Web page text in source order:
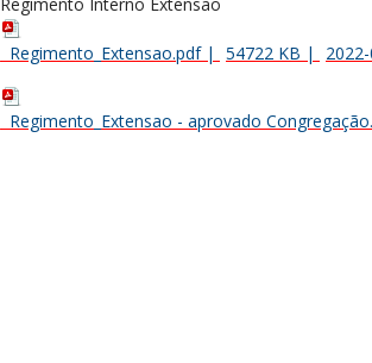
Regimento_Extensao.pdf| 54722 KB |
Regimento_Extensao - aprovado